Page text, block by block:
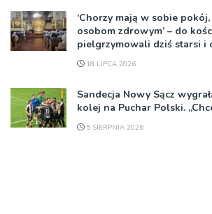
‘Chorzy mają w sobie
osobom zdrowym’ – do
pielgrzymowali dziś starsi i
18 LIPCA 2026
Sandecja Nowy Sącz
kolej na Puchar Polski.
5 SIERPNIA 2026